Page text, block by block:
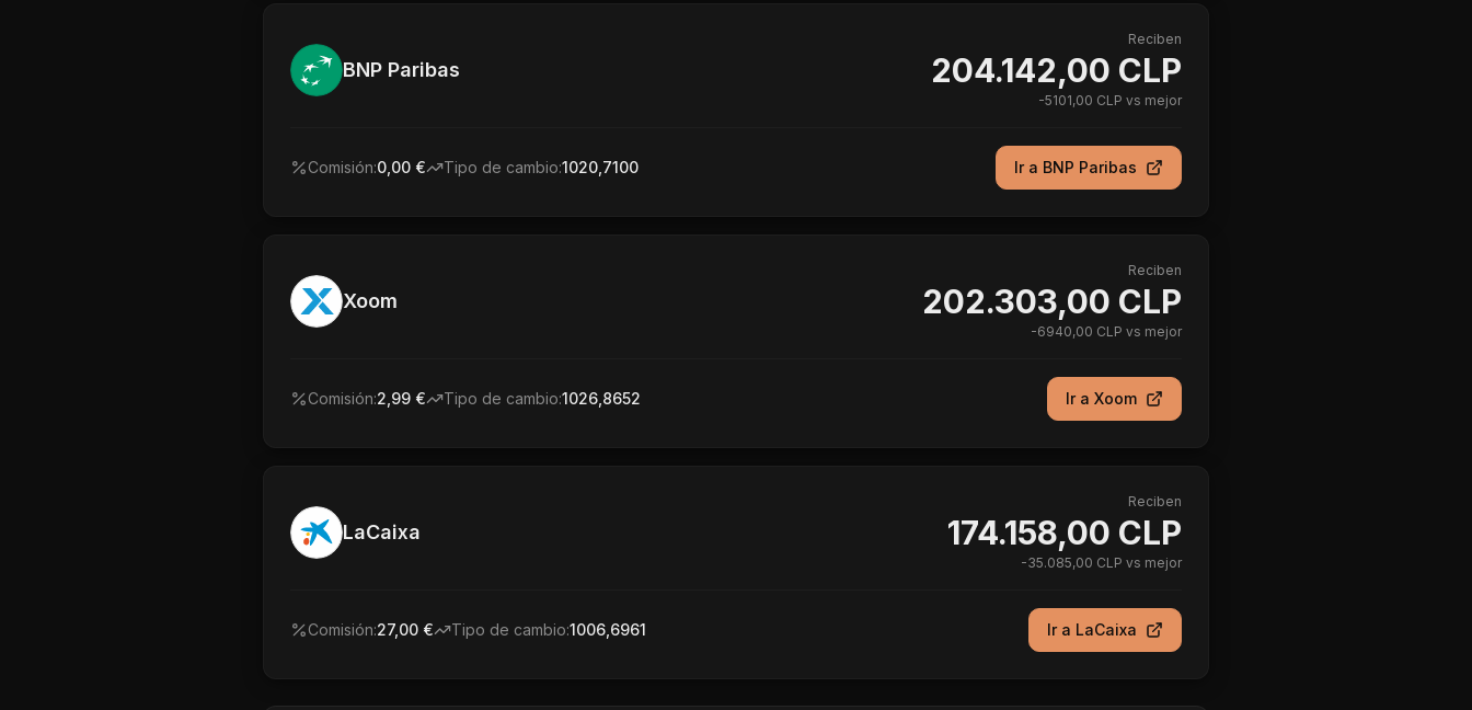
BNP Paribas
Reciben
204.142,00 CLP
-5101,00 CLP vs mejor
Comisión:0,00 € Tipo de cambio:1020,7100 Ir a BNP Paribas
Xoom
Reciben
202.303,00 CLP
-6940,00 CLP vs mejor
Comisión:2,99 € Tipo de cambio:1026,8652 Ir a Xoom
LaCaixa
Reciben
174.158,00 CLP
-35.085,00 CLP vs mejor
Comisión:27,00 € Tipo de cambio:1006,6961 Ir a LaCaixa